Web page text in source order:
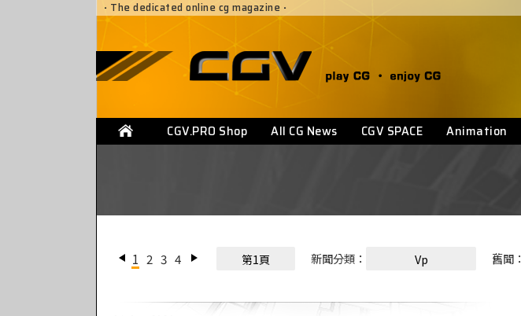
· The dedicated online cg magazine ·
CGV.PRO Shop All CG News CGV SPACE Animation
1 2 3 4 第1頁 新聞分類： Vp 舊聞：